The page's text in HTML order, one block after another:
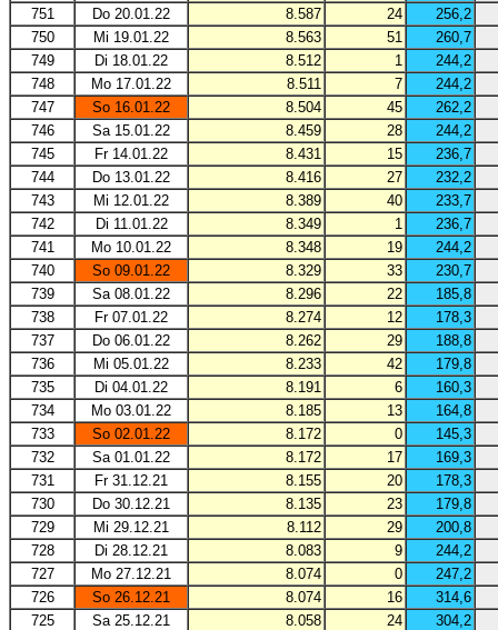
751
Do 20.01.22 8.587 24
256,2
750
Mi 19.01.22 8.563 51
260,7
749
Di 18.01.22 8.512 1
244,2
748
Mo 17.01.22 8.511 7
244,2
747
So 16.01.22 8.504 45
262,2
746
Sa 15.01.22 8.459 28
244,2
745
Fr 14.01.22 8.431 15
236,7
744
Do 13.01.22 8.416 27
232,2
743
Mi 12.01.22 8.389 40
233,7
742
Di 11.01.22 8.349 1
236,7
741
Mo 10.01.22 8.348 19
244,2
740
So 09.01.22 8.329 33
230,7
739
Sa 08.01.22 8.296 22
185,8
738
Fr 07.01.22 8.274 12
178,3
737
Do 06.01.22 8.262 29
188,8
736
Mi 05.01.22 8.233 42
179,8
735
Di 04.01.22 8.191 6
160,3
734
Mo 03.01.22 8.185 13
164,8
733
So 02.01.22 8.172 0
145,3
732
Sa 01.01.22 8.172 17
169,3
731
Fr 31.12.21 8.155 20
178,3
730
Do 30.12.21 8.135 23
179,8
729
Mi 29.12.21 8.112 29
200,8
728
Di 28.12.21 8.083 9
244,2
727
Mo 27.12.21 8.074 0
247,2
726
So 26.12.21 8.074 16
314,6
725
Sa 25.12.21 8.058 24
304,2